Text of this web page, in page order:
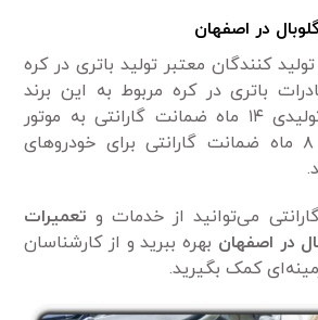
در اصفهان
کنندگان معتبر تولید باتری در کره
باتری در کره مربوط به این برند
است. این شرکت تولیدی ۱۴ ماه ضمانت گارانتی به موتور
خودروهای سبک و ۸ ماه ضمانت گارانتی برای خودروهای
می‌توانید از خدمات و تعمیرات
در اصفهان بهره ببرید و از کارشناسان
کمک بگیرید.